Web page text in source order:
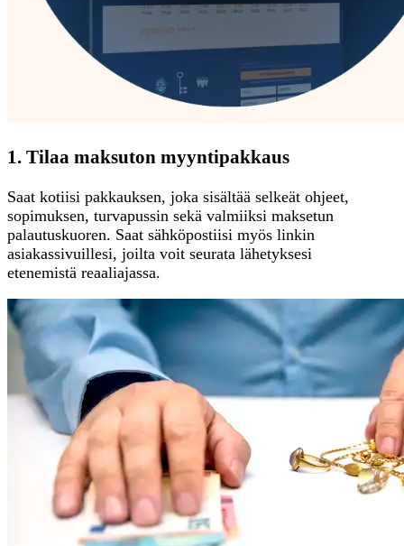
1. Tilaa maksuton myyntipakkaus
Saat kotiisi pakkauksen, joka sisältää selkeät ohjeet,
sopimuksen, turvapussin sekä valmiiksi maksetun
palautuskuoren. Saat sähköpostiisi myös linkin
asiakassivuillesi, joilta voit seurata lähetyksesi
etenemistä reaaliajassa.